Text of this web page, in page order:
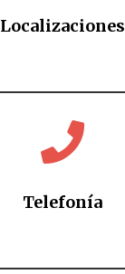
Localizaciones

Telefonía